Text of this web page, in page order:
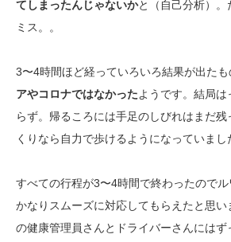
てしまったんじゃないかと（自己分析）。
ミス。。
3〜4時間ほど経っていろいろ結果が出た
アやコロナではなかったようです。結局
らず。帰るころには手足のしびれはまだ
くりなら自力で歩けるようになっていまし
すべての行程が3〜4時間で終わったので
かなりスムーズに対応してもらえたと思
の健康管理員さんとドライバーさんには